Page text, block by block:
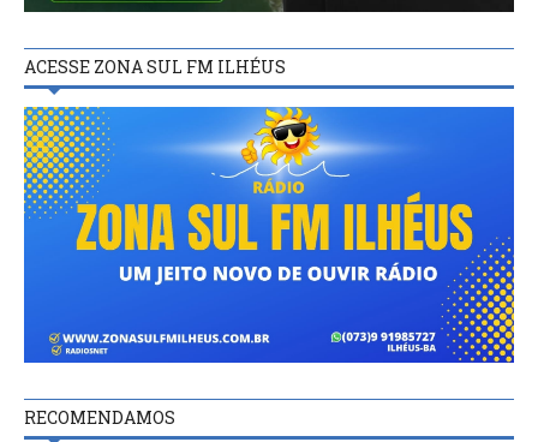
ACESSE ZONA SUL FM ILHÉUS
RECOMENDAMOS